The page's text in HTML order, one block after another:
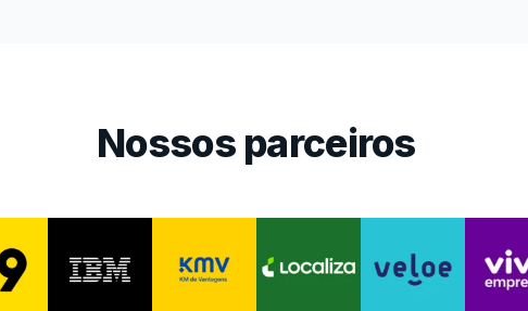
Nossos parceiros